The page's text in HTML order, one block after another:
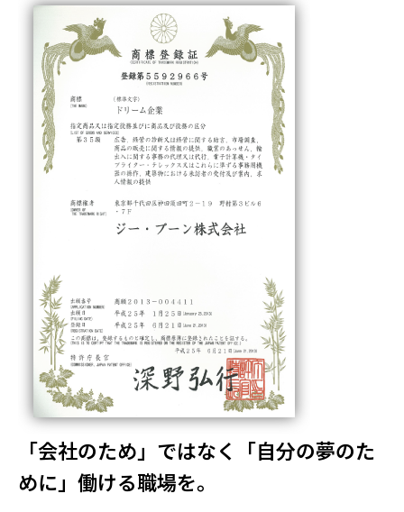
POLICY
「会社のため」ではなく「自分の夢のた
めに」働ける職場を。